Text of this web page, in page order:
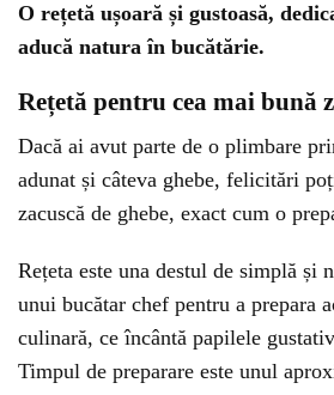
O rețetă ușoară și gustoasă,
aducă natura în bucătărie.
Rețetă pentru cea mai bună
Dacă ai avut parte de o plimbare
adunat și câteva ghebe, felicitări
zacuscă de ghebe, exact cum o
Rețeta este una destul de simplă și
unui bucătar chef pentru a prepara
culinară, ce încântă papilele
Timpul de preparare este unul